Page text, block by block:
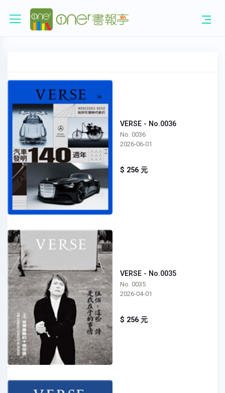
VERSE - No.0036
No. 0036
2026-06-01
$ 256 元
VERSE - No.0035
No. 0035
2026-04-01
$ 256 元